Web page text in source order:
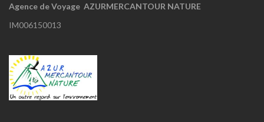
Agence de Voyage AZURMERCANTOUR NATURE
IM006150013